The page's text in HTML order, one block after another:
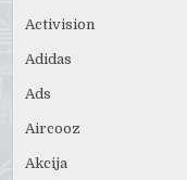
Activision
Adidas
Ads
Aircooz
Akcija